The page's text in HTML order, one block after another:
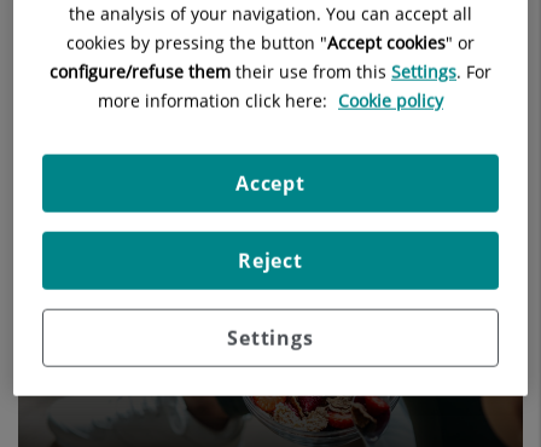
Consulta lainformación completade esta
especialidaden laweb de Quirónsalud.
the analysis of your navigation. You can accept all
cookies by pressing the button "Accept cookies" or
configure/refuse them their use from this Settings. For
more information click here: Cookie policy
Settings
Reject
Accept